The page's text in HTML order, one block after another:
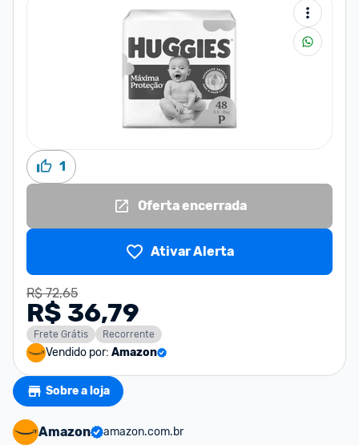
1
Oferta encerrada
Ativar Alerta
R$ 72,65
R$ 36,79
Frete Grátis Recorrente
Vendido por: Amazon
Sobre a loja
Amazon
amazon.com.br